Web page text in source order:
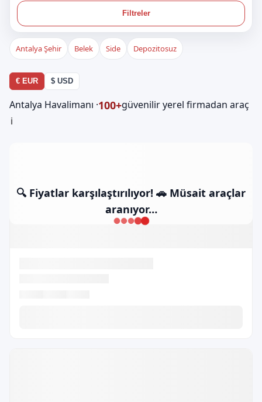
Filtreler
Antalya Şehir Belek Side Depozitosuz
€ EUR $ USD
Antalya Havalimanı ·100+güvenilir yerel firmadan araç
ℹ️
🔍 Fiyatlar karşılaştırılıyor! 🚗 Müsait araçlar
aranıyor…